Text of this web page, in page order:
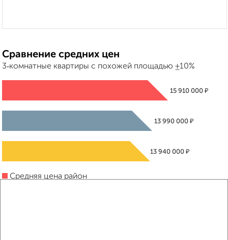
Сравнение средних цен
3‑комнатные квартиры с похожей площадью ±10%
15 910 000 ₽
13 990 000₽
13 940 000 ₽
Средняя цена район